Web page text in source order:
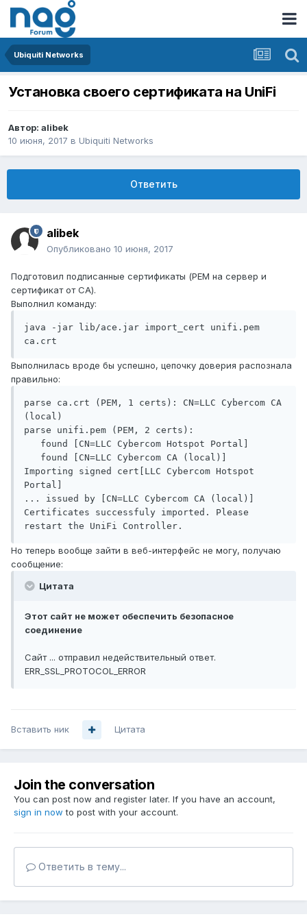
Ubiquiti Networks
Установка своего сертификата на UniFi
Автор: alibek
10 июня, 2017 в Ubiquiti Networks
Ответить
alibek
Опубликовано 10 июня, 2017
Подготовил подписанные сертификаты (PEM на сервер и
сертификат от CA).
Выполнил команду:
java -jar lib/ace.jar import_cert unifi.pem
ca.crt
Выполнилась вроде бы успешно, цепочку доверия распознала
правильно:
parse ca.crt (PEM, 1 certs): CN=LLC Cybercom CA
(local)
parse unifi.pem (PEM, 2 certs):
Importing signed cert[LLC Cybercom Hotspot
Portal]
... issued by [CN=LLC Cybercom CA (local)]
Certificates successfuly imported. Please
Но теперь вообще зайти в веб-интерфейс не могу, получаю
сообщение:
Цитата
Этот сайт не может обеспечить безопасное
соединение
Сайт ... отправил недействительный ответ.
ERR_SSL_PROTOCOL_ERROR
Вставить ник Цитата
Join the conversation
You can post now and register later. If you have an account,
sign in now to post with your account.
Ответить в тему...